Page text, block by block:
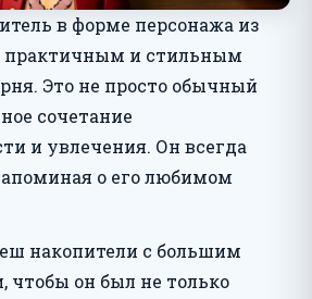
в форме персонажа из
практичным и стильным
Это не просто обычный
сочетание
и увлечения. Он всегда
о его любимом
накопители с большим
чтобы он был не только